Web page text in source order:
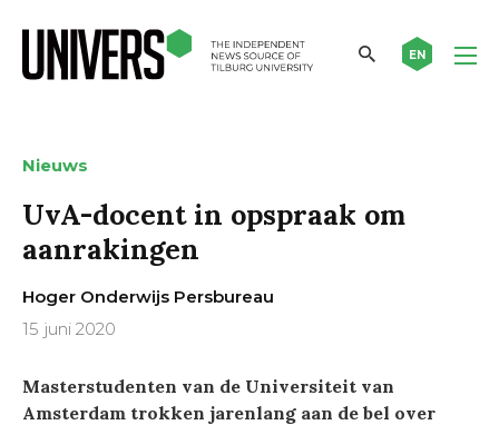
EN
Nieuws
UvA-docent in opspraak om
aanrakingen
Hoger Onderwijs Persbureau
15 juni 2020
Masterstudenten van de Universiteit van
Amsterdam trokken jarenlang aan de bel over